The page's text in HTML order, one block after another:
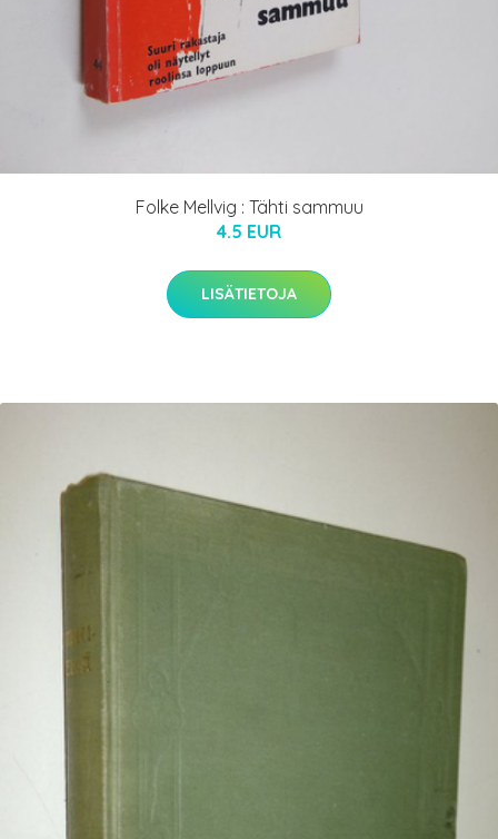
Folke Mellvig : Tähti sammuu
4.5 EUR
LISÄTIETOJA